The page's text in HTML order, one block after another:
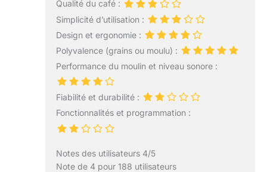
Qualité du café :
Simplicité d’utilisation :
Design et ergonomie :
Polyvalence (grains ou moulu) :
Performance du moulin et niveau sonore :
Fiabilité et durabilité :
Fonctionnalités et programmation :
Notes des utilisateurs 4/5
Note de 4 pour 188 utilisateurs